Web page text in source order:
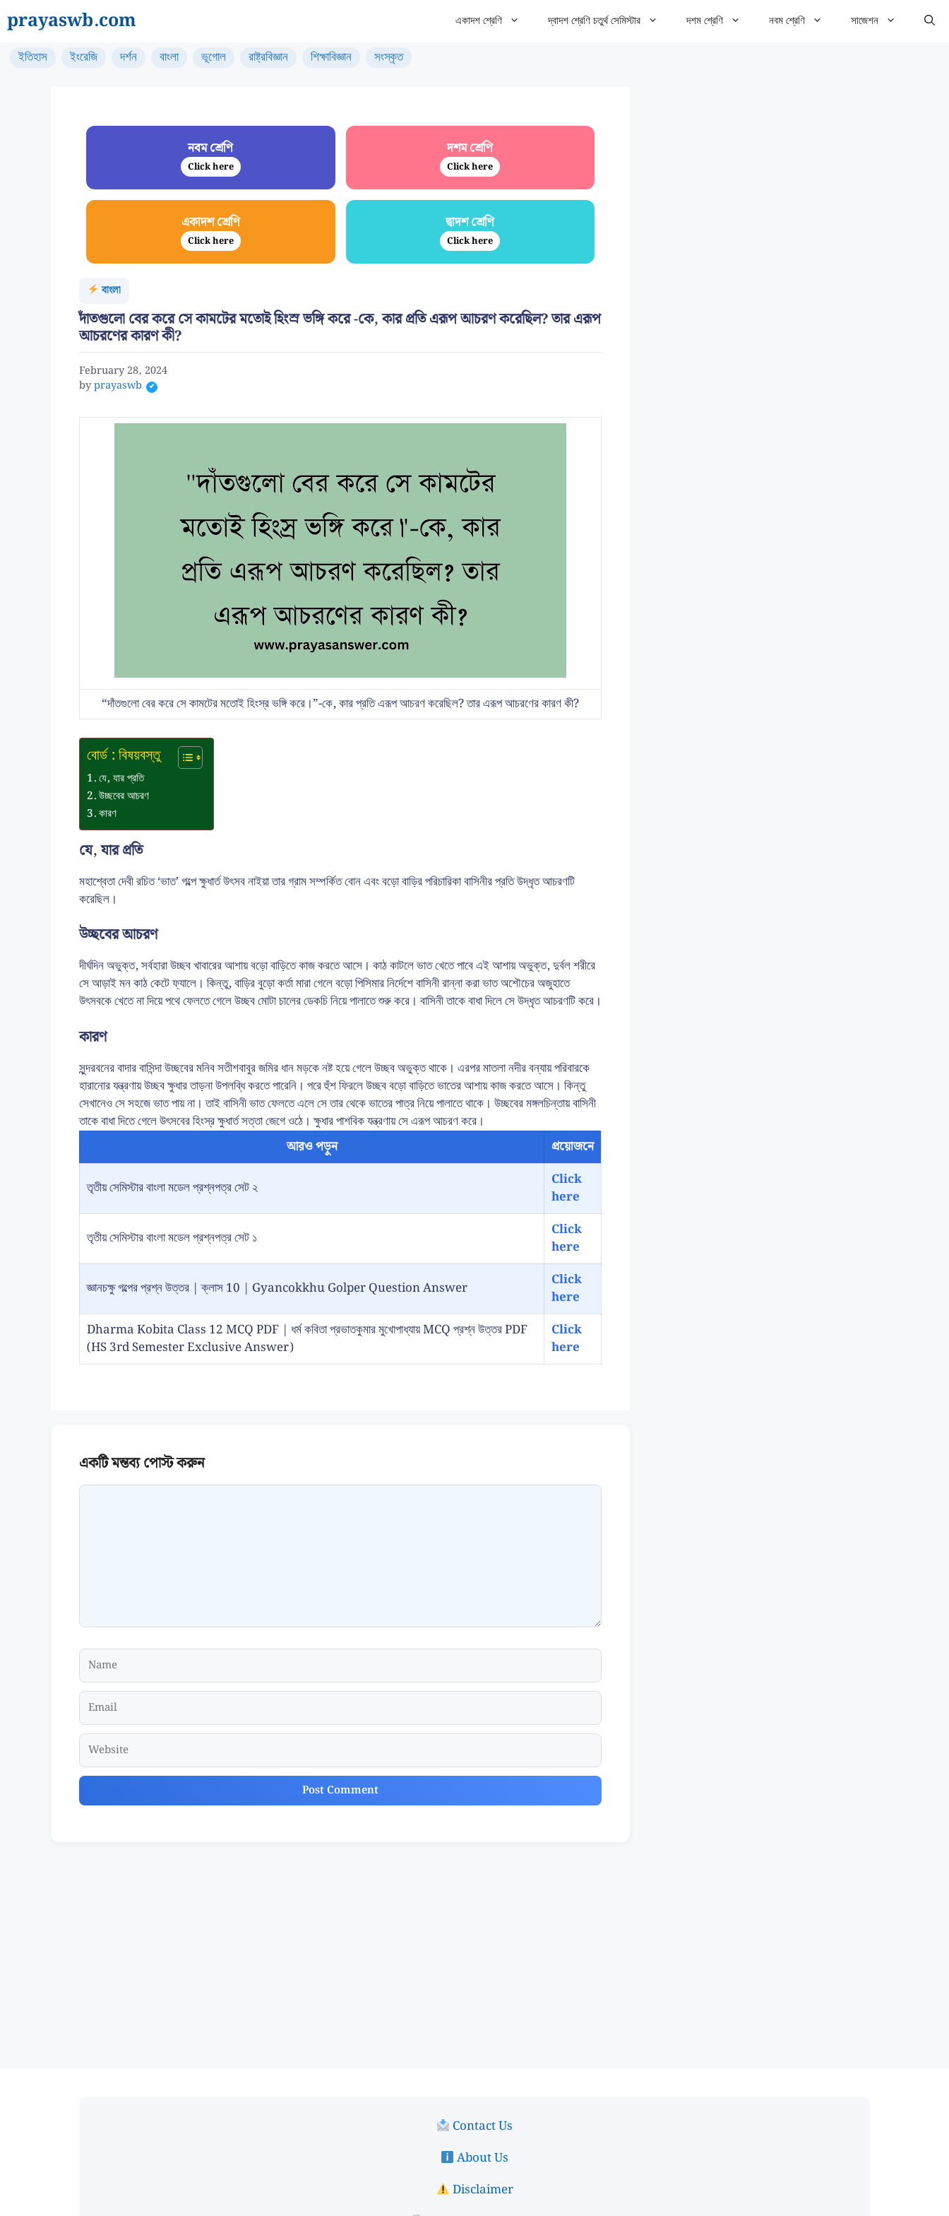
to
content
prayaswb.com একাদশ শ্রেণি দ্বাদশ শ্রেণি চতুর্থ সেমিস্টার দশম শ্রেণি নবম শ্রেণি সাজেশন
ইতিহাস ইংরেজি দর্শন বাংলা ভূগোল রাষ্ট্রবিজ্ঞান শিক্ষাবিজ্ঞান সংস্কৃত
নবম শ্রেণি
Click here
দশম শ্রেণি
Click here
একাদশ শ্রেণি
Click here
দ্বাদশ শ্রেণি
Click here
বাংলা
দাঁতগুলো বের করে সে কামটের মতোই হিংস্র ভঙ্গি করে -কে, কার প্রতি এরূপ আচরণ করেছিল? তার এরূপ
আচরণের কারণ কী?
February 28, 2024
byprayaswb
“দাঁতগুলো বের করে সে কামটের মতোই হিংস্র ভঙ্গি করে।”-কে, কার প্রতি এরূপ আচরণ করেছিল? তার এরূপ আচরণের কারণ কী?
বোর্ড : বিষয়বস্তু
যে, যার প্রতি
উচ্ছবের আচরণ
কারণ
যে, যার প্রতি
মহাশ্বেতা দেবী রচিত ‘ভাত’ গল্পে ক্ষুধার্ত উৎসব নাইয়া তার গ্রাম সম্পর্কিত বোন এবং বড়ো বাড়ির পরিচারিকা বাসিনীর প্রতি উদ্ধৃত আচরণটি
করেছিল।
উচ্ছবের আচরণ
দীর্ঘদিন অভুক্ত, সর্বহারা উচ্ছব খাবারের আশায় বড়ো বাড়িতে কাজ করতে আসে। কাঠ কাটলে ভাত খেতে পাবে এই আশায় অভুক্ত, দুর্বল শরীরে
সে আড়াই মন কাঠ কেটে ফ্যালে। কিন্তু, বাড়ির বুড়ো কর্তা মারা গেলে বড়ো পিসিমার নির্দেশে বাসিনী রান্না করা ভাত অশৌচের অজুহাতে
উৎসবকে খেতে না দিয়ে পথে ফেলতে গেলে উচ্ছব মোটা চালের ডেকচি নিয়ে পালাতে শুরু করে। বাসিনী তাকে বাধা দিলে সে উদ্ধৃত আচরণটি করে।
কারণ
সুন্দরবনের বাদার বাসিন্দা উচ্ছবের মনিব সতীশবাবুর জমির ধান মড়কে নষ্ট হয়ে গেলে উচ্ছব অভুক্ত থাকে। এরপর মাতলা নদীর বন্যায় পরিবারকে
হারানোর যন্ত্রণায় উচ্ছব ক্ষুধার তাড়না উপলব্ধি করতে পারেনি। পরে হুঁশ ফিরলে উচ্ছব বড়ো বাড়িতে ভাতের আশায় কাজ করতে আসে। কিন্তু
সেখানেও সে সহজে ভাত পায় না। তাই বাসিনী ভাত ফেলতে এলে সে তার থেকে ভাতের পাত্র নিয়ে পালাতে থাকে। উচ্ছবের মঙ্গলচিন্তায় বাসিনী
তাকে বাধা দিতে গেলে উৎসবের হিংস্র ক্ষুধার্ত সত্তা জেগে ওঠে। ক্ষুধার পাশবিক যন্ত্রণায় সে এরূপ আচরণ করে।
আরও পড়ুন
প্রয়োজনে
তৃতীয় সেমিস্টার বাংলা মডেল প্রশ্নপত্র সেট ২
Click
here
তৃতীয় সেমিস্টার বাংলা মডেল প্রশ্নপত্র সেট ১
Click
here
জ্ঞানচক্ষু গল্পের প্রশ্ন উত্তর | ক্লাস 10 | Gyancokkhu Golper Question Answer
Click
here
Dharma Kobita Class 12 MCQ PDF | ধর্ম কবিতা প্রভাতকুমার মুখোপাধ্যায় MCQ প্রশ্ন উত্তর PDF
(HS 3rd Semester Exclusive Answer)
Click
here
Comment
Name
Email
Website
Contact Us
About Us
Disclaimer